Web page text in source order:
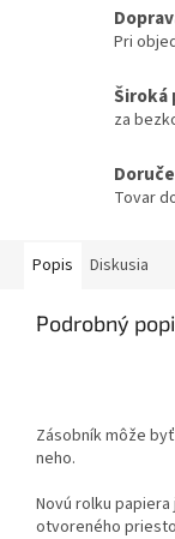
Pri
Široká
za
Tovar
Popis Diskusia
Podrobný
Zásobník môže
neho.
Novú rolku
otvoreného